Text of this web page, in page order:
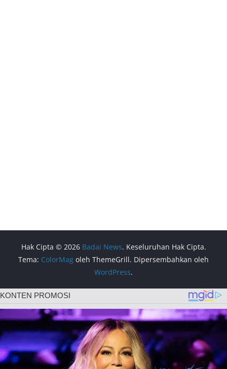
Hak Cipta © 2026 Badai News. Keseluruhan Hak Cipta.
Tema: ColorMag oleh ThemeGrill. Dipersembahkan oleh
WordPress.